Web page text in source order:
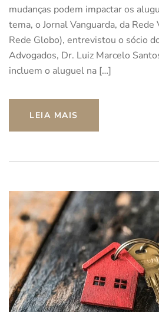
mudanças podem impactar os
tema, o Jornal Vanguarda, da Rede
Rede Globo), entrevistou o sócio
Advogados, Dr. Luiz Marcelo
incluem o aluguel na […]
LEIA MAIS